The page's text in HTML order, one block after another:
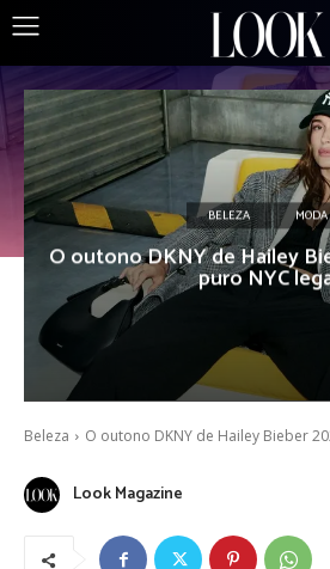
BELEZA MODA
O outono DKNY de Hailey
puro NYC
Beleza O outono DKNY de Hailey Bieber
Look Magazine